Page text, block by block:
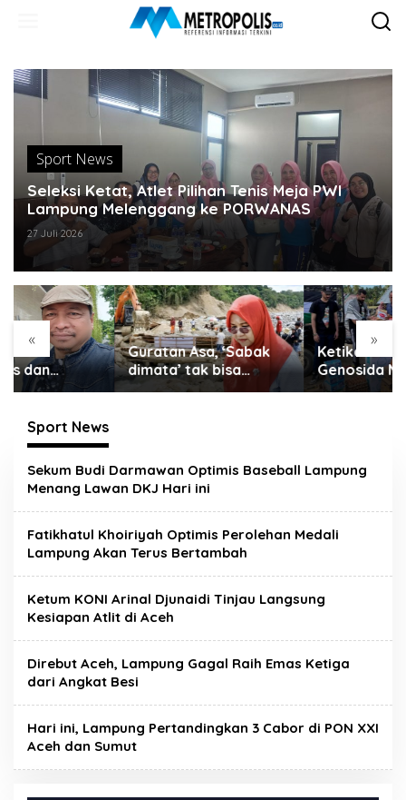
Sport News
Seleksi Ketat, Atlet Pilihan Tenis Meja PWI
Lampung Melenggang ke PORWANAS
27 Juli 2026
« »
Guratan Asa, ‘Sabak
dimata’ tak bisa
disembunyikan..
Ketika Korban
Genosida Mengulurkan
Tangan untuk Aceh
Sport News
Sekum Budi Darmawan Optimis Baseball Lampung
Menang Lawan DKJ Hari ini
Fatikhatul Khoiriyah Optimis Perolehan Medali
Lampung Akan Terus Bertambah
Ketum KONI Arinal Djunaidi Tinjau Langsung
Kesiapan Atlit di Aceh
Direbut Aceh, Lampung Gagal Raih Emas Ketiga
dari Angkat Besi
Hari ini, Lampung Pertandingkan 3 Cabor di PON XXI
Aceh dan Sumut